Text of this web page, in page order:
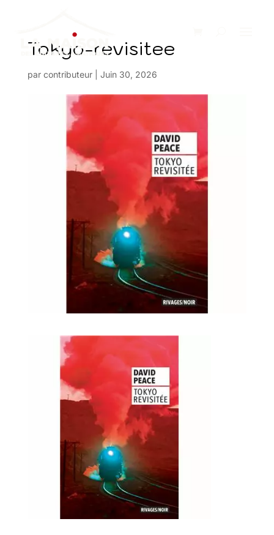
Tokyo-revisitee
par contributeur| Juin 30, 2026